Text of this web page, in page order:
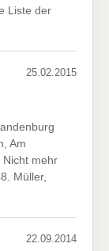
Liste der
25.02.2015
Am
Nicht mehr
Müller,
22.09.2014